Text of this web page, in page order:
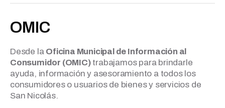
OMIC
Desde la Oficina Municipal de Información al
Consumidor (OMIC)trabajamos para brindarle
ayuda, información y asesoramiento a todos los
consumidores o usuarios de bienes y servicios de
San Nicolás.